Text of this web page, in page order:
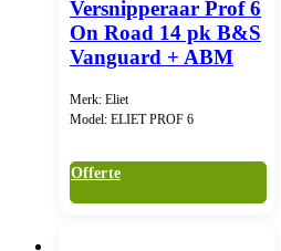
Versnipperaar Prof 6
On Road 14 pk B&S
Vanguard + ABM
Merk: Eliet
Model: ELIET PROF 6
Offerte